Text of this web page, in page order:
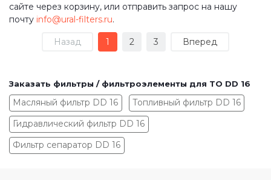
сайте через корзину, или отправить запрос на нашу
почту info@ural-filters.ru.
Назад 1 2 3 Вперед
Заказать фильтры / фильтроэлементы для ТО DD 16
Масляный фильтр DD 16
Топливный фильтр DD 16
Гидравлический фильтр DD 16
Фильтр сепаратор DD 16